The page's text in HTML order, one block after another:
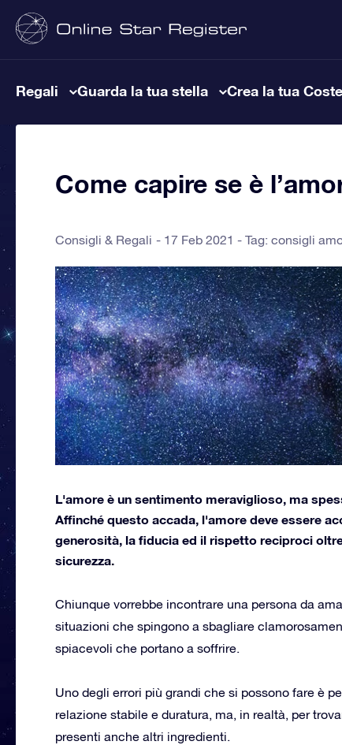
Regali Guarda la tua stella Crea la tua
Come capire se è
Consigli & Regali 17 Feb 2021 - Tag: consigli
L'amore è un sentimento meraviglioso, ma
Affinché questo accada, l'amore deve essere
generosità, la fiducia ed il rispetto reciproci
sicurezza.
Chiunque vorrebbe incontrare una persona da
situazioni che spingono a sbagliare
spiacevoli che portano a soffrire.
Uno degli errori più grandi che si possono fare è
relazione stabile e duratura, ma, in realtà, per
presenti anche altri ingredienti.